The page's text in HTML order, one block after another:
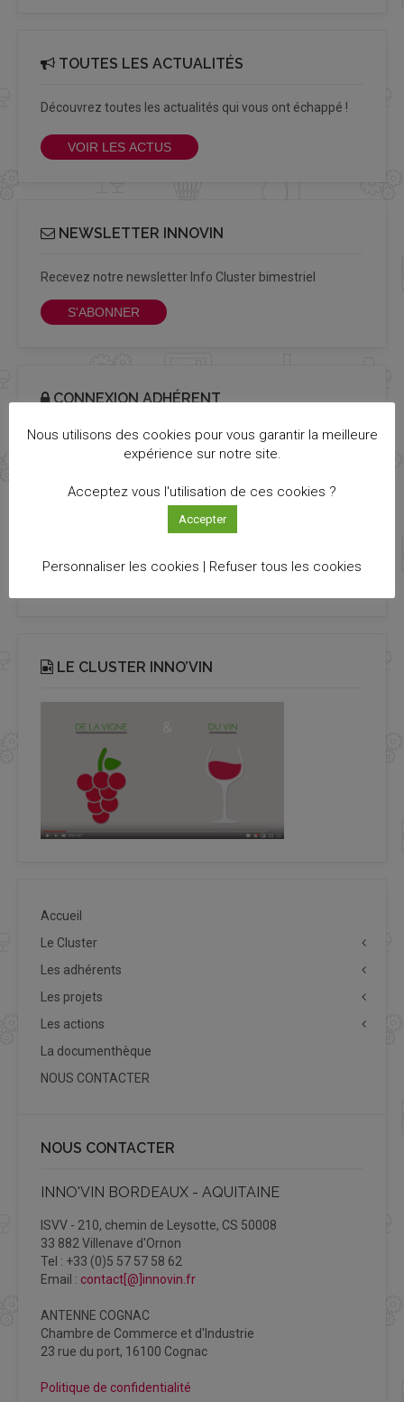
TOUTES LES ACTUALITÉS
Découvrez toutes les actualités qui vous ont échappé !
VOIR LES ACTUS
NEWSLETTER INNOVIN
Recevez notre newsletter Info Cluster bimestriel
S'ABONNER
CONNEXION ADHÉRENT
Login
Password out
LE CLUSTER INNO’VIN
Accueil
Le Cluster
Les adhérents
Les projets
Les actions
La documenthèque
NOUS CONTACTER
NOUS CONTACTER
INNO'VIN BORDEAUX - AQUITAINE
ISVV - 210, chemin de Leysotte, CS 50008
33 882 Villenave d'Ornon
Tel : +33 (0)5 57 57 58 62
Email : contact[@]innovin.fr
ANTENNE COGNAC
Chambre de Commerce et d'Industrie
23 rue du port, 16100 Cognac
Politique de confidentialité
Nous utilisons des cookies pour vous garantir la meilleure
expérience sur notre site.
Acceptez vous l'utilisation de ces cookies ?
Accepter
Personnaliser les cookies | Refuser tous les cookies